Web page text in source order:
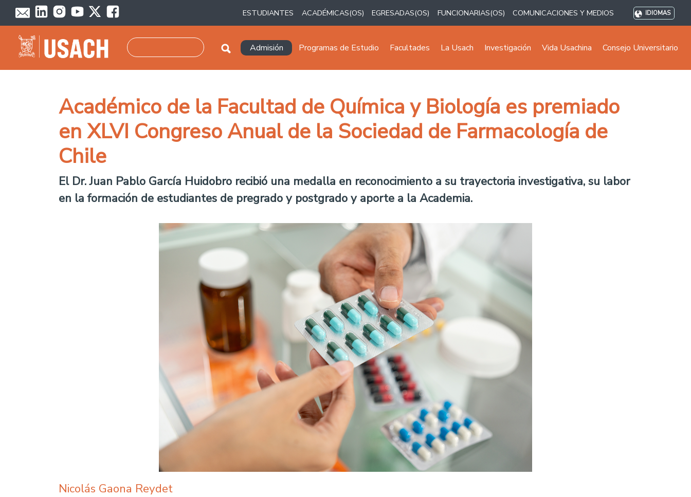
Pasar al contenido principal
ESTUDIANTES ACADÉMICAS(OS) EGRESADAS(OS) FUNCIONARIAS(OS) COMUNICACIONES Y MEDIOS IDIOMAS
Navegación principal
Admisión Programas de Estudio Facultades La Usach Investigación Vida Usachina Consejo Universitario
Académico de la Facultad de Química y Biología es premiado
en XLVI Congreso Anual de la Sociedad de Farmacología de
Chile
El Dr. Juan Pablo García Huidobro recibió una medalla en reconocimiento a su trayectoria investigativa, su labor
en la formación de estudiantes de pregrado y postgrado y aporte a la Academia.
Nicolás Gaona Reydet